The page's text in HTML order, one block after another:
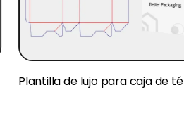
Plantilla de lujo para caja de té